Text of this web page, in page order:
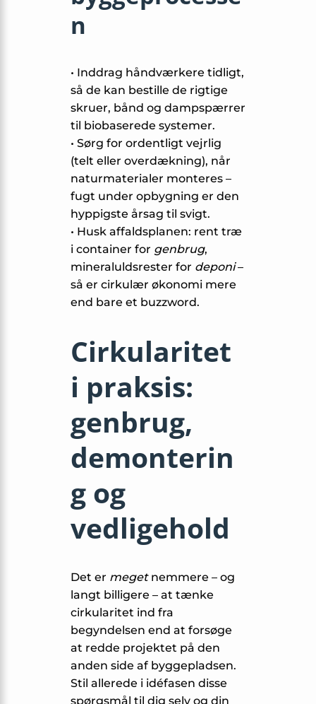
n
• Inddrag håndværkere tidligt,
så de kan bestille de rigtige
skruer, bånd og dampspærrer
til biobaserede systemer.
• Sørg for ordentligt vejrlig
(telt eller overdækning), når
naturmaterialer monteres –
fugt under opbygning er den
hyppigste årsag til svigt.
• Husk affaldsplanen: rent træ
i container for genbrug,
mineraluldsrester for deponi–
så er cirkulær økonomi mere
end bare et buzzword.
Cirkularitet
i praksis:
genbrug,
demonterin
g og
vedligehold
Det er megetnemmere – og
langt billigere – at tænke
cirkularitet ind fra
begyndelsen end at forsøge
at redde projektet på den
anden side af byggepladsen.
Stil allerede i idéfasen disse
spørgsmål til dig selv og din